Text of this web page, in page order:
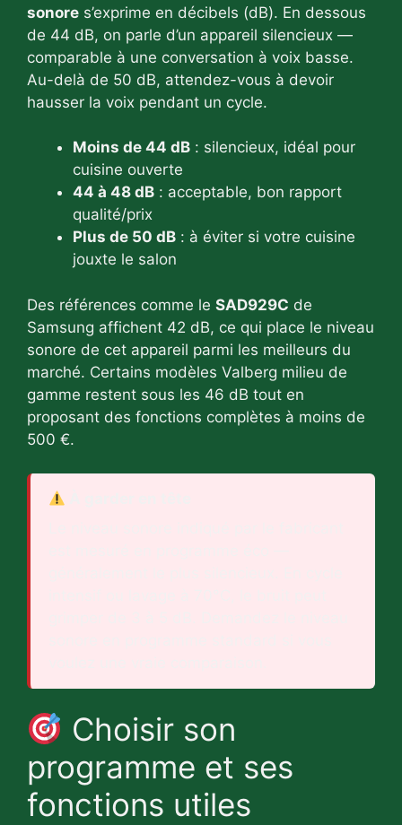
sonore s’exprime en décibels (dB). En dessous
de 44 dB, on parle d’un appareil silencieux —
comparable à une conversation à voix basse.
Au-delà de 50 dB, attendez-vous à devoir
hausser la voix pendant un cycle.
Moins de 44 dB : silencieux, idéal pour
cuisine ouverte
44 à 48 dB : acceptable, bon rapport
qualité/prix
Plus de 50 dB : à éviter si votre cuisine
jouxte le salon
Des références comme le SAD929C de
Samsung affichent 42 dB, ce qui place le niveau
sonore de cet appareil parmi les meilleurs du
marché. Certains modèles Valberg milieu de
gamme restent sous les 46 dB tout en
proposant des fonctions complètes à moins de
500 €.
Choisir son
programme et ses
fonctions utiles